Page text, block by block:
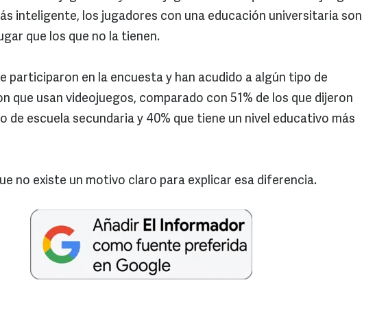
inteligente, los jugadores con una educación universitaria son
que los que no la tienen.
participaron en la encuesta y han acudido a algún tipo de
que usan videojuegos, comparado con 51% de los que dijeron
de escuela secundaria y 40% que tiene un nivel educativo más
no existe un motivo claro para explicar esa diferencia.